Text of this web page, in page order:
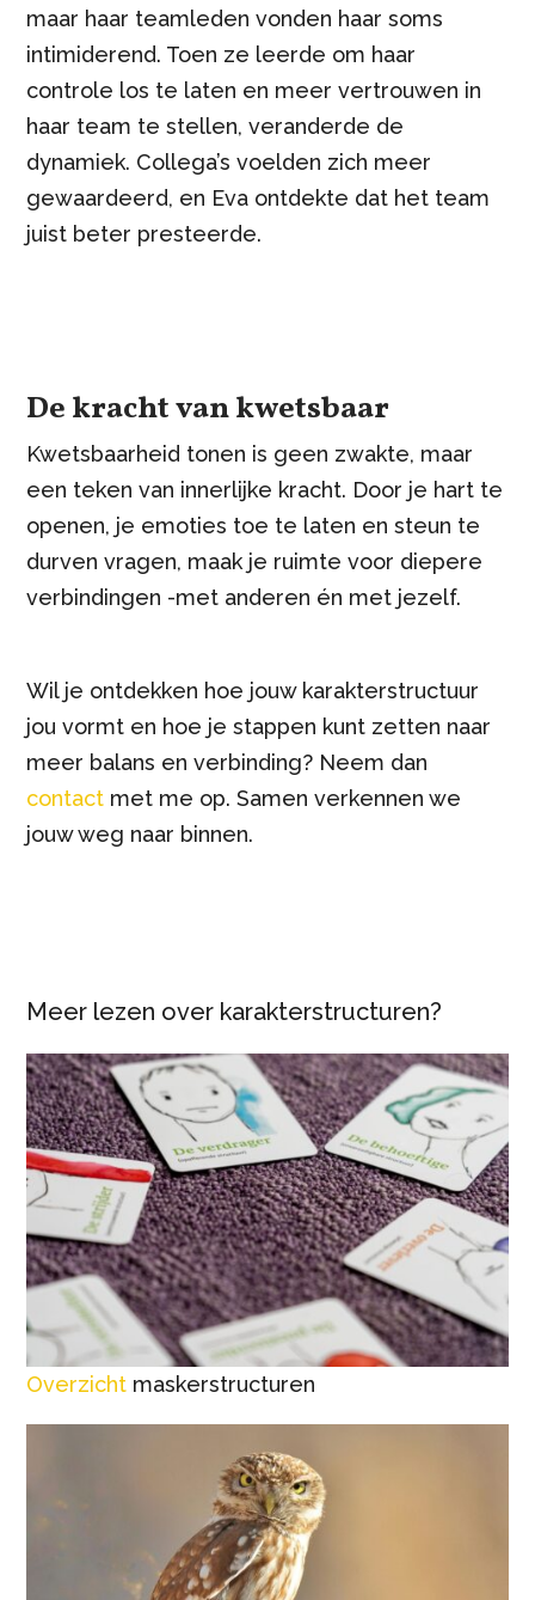
maar haar teamleden vonden haar soms
intimiderend. Toen ze leerde om haar
controle los te laten en meer vertrouwen in
haar team te stellen, veranderde de
dynamiek. Collega’s voelden zich meer
gewaardeerd, en Eva ontdekte dat het team
juist beter presteerde.
De kracht van kwetsbaar
Kwetsbaarheid tonen is geen zwakte, maar
een teken van innerlijke kracht. Door je hart te
openen, je emoties toe te laten en steun te
durven vragen, maak je ruimte voor diepere
verbindingen -met anderen én met jezelf.
Wil je ontdekken hoe jouw karakterstructuur
jou vormt en hoe je stappen kunt zetten naar
meer balans en verbinding? Neem dan
contact met me op. Samen verkennen we
jouw weg naar binnen.
Meer lezen over karakterstructuren?
Overzicht maskerstructuren